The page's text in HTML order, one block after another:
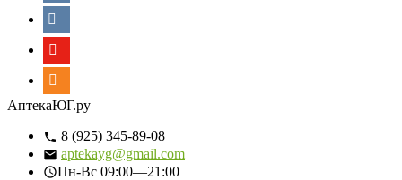
АптекаЮГ.ру
8 (925) 345-89-08
aptekayg@gmail.com
Пн-Вс 09:00—21:00